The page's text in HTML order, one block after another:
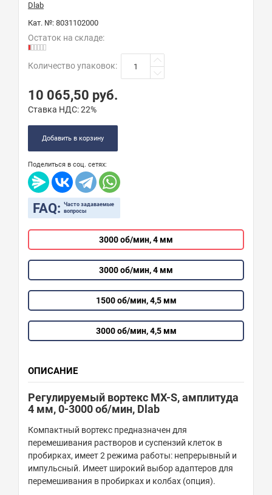
Dlab
Кат. №: 8031102000
Остаток на складе:
Количество упаковок:
10 065,50 руб.
Ставка НДС:22%
Добавить в корзину
Поделиться в соц. сетях:
FAQ: Часто задаваемые
вопросы
3000 об/мин, 4 мм
3000 об/мин, 4 мм
1500 об/мин, 4,5 мм
3000 об/мин, 4,5 мм
ОПИСАНИЕ
Регулируемый вортекс MX-S, амплитуда
4 мм, 0-3000 об/мин, Dlab
Компактный вортекс предназначен для
перемешивания растворов и суспензий клеток в
пробирках, имеет 2 режима работы: непрерывный и
импульсный. Имеет широкий выбор адаптеров для
перемешивания в пробирках и колбах (опция).